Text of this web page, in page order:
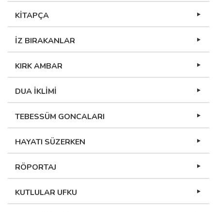
KİTAPÇA
İZ BIRAKANLAR
KIRK AMBAR
DUA İKLİMİ
TEBESSÜM GONCALARI
HAYATI SÜZERKEN
RÖPORTAJ
KUTLULAR UFKU